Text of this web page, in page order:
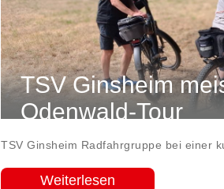
TSV Ginsheim
Odenwald-Tour
TSV Ginsheim Radfahrgruppe bei einer
Weiterlesen